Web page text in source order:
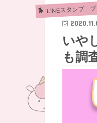
LINEスタンプ プ
いや
も調